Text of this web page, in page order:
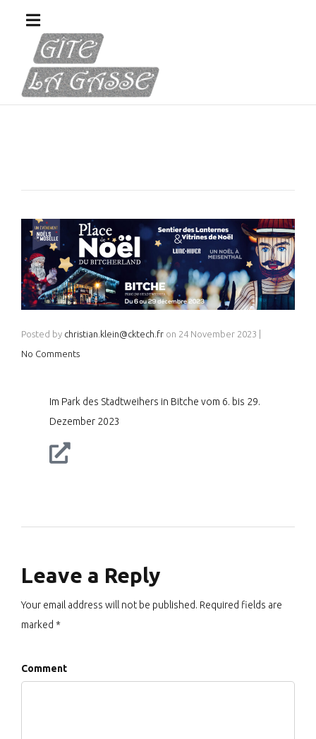
Posted by christian.klein@cktech.fr on 24 November 2023
No Comments
Im Park des Stadtweihers in Bitche vom 6. bis 29.
Dezember 2023
Leave a Reply
Your email address will not be published. Required fields are
marked *
Comment